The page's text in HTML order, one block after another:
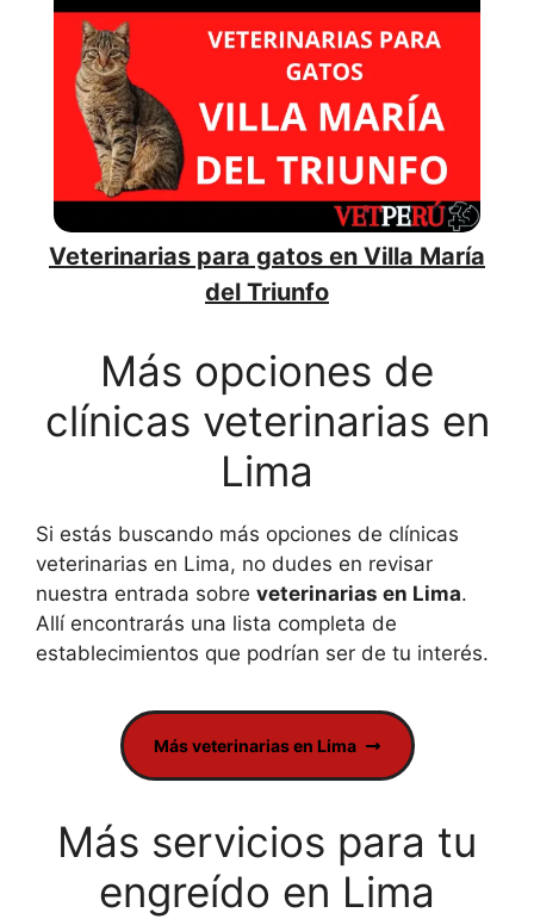
Veterinarias para gatos en Villa María
del Triunfo
Más opciones de
clínicas veterinarias en
Lima
Si estás buscando más opciones de clínicas
veterinarias en Lima, no dudes en revisar
nuestra entrada sobre veterinarias en Lima.
Allí encontrarás una lista completa de
establecimientos que podrían ser de tu interés.
Más veterinarias en Lima
Más servicios para tu
engreído en Lima